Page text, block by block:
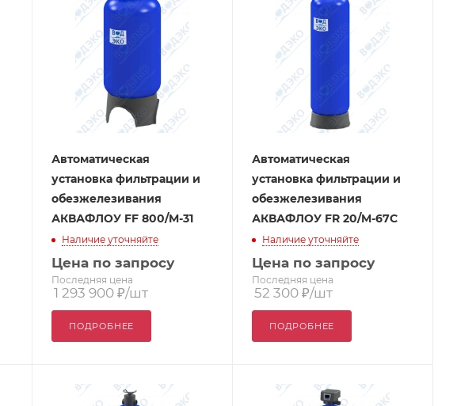
Автоматическая
установка фильтрации и
обезжелезивания
АКВАФЛОУ FF 800/M-31
Наличие уточняйте
Цена по запросу
Последняя цена
1 293 900 ₽/шт
ПОДРОБНЕЕ
Автоматическая
установка фильтрации и
обезжелезивания
АКВАФЛОУ FR 20/M-67C
Наличие уточняйте
Цена по запросу
Последняя цена
52 300 ₽/шт
ПОДРОБНЕЕ